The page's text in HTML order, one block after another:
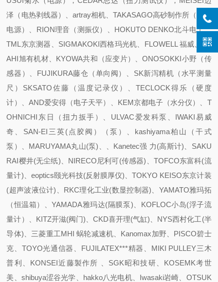
泽（电热剥线器）、artray相机、TAKASAGO高砂制作所（直流
电源）、RION理音（测振仪）、HOKUTO DENKO北斗电工、
TML东京测器、SIGMAKOKI西格玛光机、FLOWELL 福威、AS
AHI旭有机材、KYOWA共和（应变片）、ONOSOKKI小野（传
感器）、FUJIKURA藤仓（单向阀）、SK新泻精机（水平测量
尺）SKSATO佐藤（温度记录仪）、TECLOCK得乐（硬度
计）、AND爱安得（电子天平）、KEM京都电子（水分仪）、T
OHNICHI东日（扭力扳手）、ULVAC爱发科泵、IWAKI易威
奇、SAN-EI三英(点胶阀）（泵）、kashiyama柏山（干式
泵）、MARUYAMA丸山(泵)、、Kanetec强 力(高斯计)、SAKU
RAI樱井(无尘纸)、NIRECO尼利可(传感器)、TOFCO东富科(流
量计)、eoptics颐光科技(反射膜厚仪)、TOKYO KEISO东京计装
(超声波液位计)、RKC理化工业(数显控制器)、YAMATO雅玛拓
（恒温箱）、YAMADA雅玛达(隔膜泵)、KOFLOC小岛(浮子流
量计）、KITZ开滋(阀门)、CKD喜开理(气缸)、NYS西村化工(半
导体)、三菱重工MHI 蜗轮减速机、Kanomax加野、PISCO碧士
克、TOYO光通信器、FUJILATEX***精器、MIKI PULLEY三木
普利、KONSEI近藤製作所 、SGK昭和技研、KOSEMK考世
美、shibuya涩谷光学、hakko八光电机、Iwasaki岩崎、OTSUK